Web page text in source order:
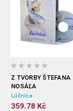
Z TVORBY ŠTEFANA
NOSÁĽA
Lúčnica
359.78 Kč